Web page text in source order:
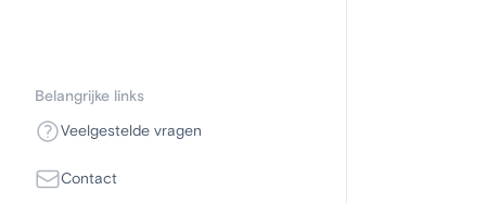
Belangrijke links
Veelgestelde vragen
Contact